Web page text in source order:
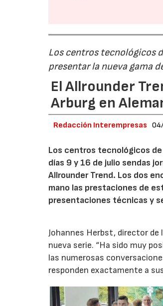
Los centros tecnológicos
presentar la nueva gama
El Allrounder
Arburg en
Redacción Interempresas
Los centros tecnológicos de
días 9 y 16 de julio sendas
Allrounder Trend. Los dos
mano las prestaciones de
presentaciones técnicas y
Johannes Herbst, director de
nueva serie. “Ha sido muy
las numerosas
responden exactamente a